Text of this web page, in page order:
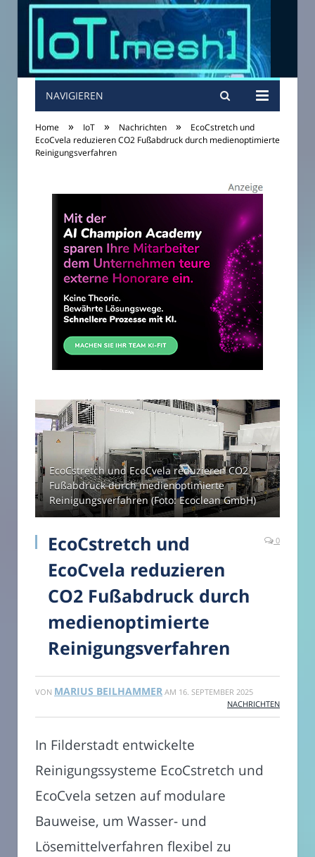
NAVIGIEREN
Home » IoT » Nachrichten »
EcoCstretch und
EcoCvela reduzieren CO2 Fußabdruck durch medienoptimierte
Reinigungsverfahren
EcoCstretch und EcoCvela reduzieren CO2
Fußabdruck durch medienoptimierte
Reinigungsverfahren (Foto: Ecoclean GmbH)
EcoCstretch und
EcoCvela reduzieren
CO2 Fußabdruck durch
medienoptimierte
Reinigungsverfahren
0
VON MARIUS BEILHAMMER AM 16. SEPTEMBER 2025
NACHRICHTEN
In Filderstadt entwickelte
Reinigungssysteme EcoCstretch und
EcoCvela setzen auf modulare
Bauweise, um Wasser- und
Lösemittelverfahren flexibel zu